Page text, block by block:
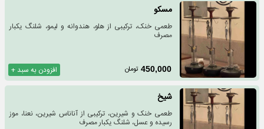
مسکو
طعمی خنک، ترکیبی از هلو، هندوانه و لیمو، شلنگ یکبار
مصرف
افزودن به سبد + 450,000 تومان
شیخ
طعمی خنک و شیرین، ترکیبی از آناناس شیرین، نعنا، موز
رسیده و عسل، شلنگ یکبار مصرف